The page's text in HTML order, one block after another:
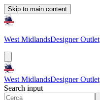
Skip to main content
West MidlandsDesigner Outlet
West MidlandsDesigner Outlet
Search input